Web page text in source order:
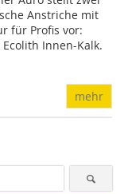
Anstriche mit
für Profis vor:
Innen-Kalk.
mehr